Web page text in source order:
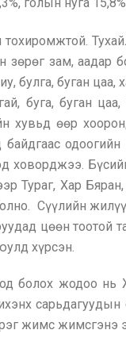
зам, аадар
буган цаа,
буга, буган цаа,
хувьд өөр
ховорджээ.
Тураг, Хар
Сүүлийн
цөөн тоотой
хүрсэн.
болох жодоо нь
сарьдагуудын
жимс жимсгэнэ